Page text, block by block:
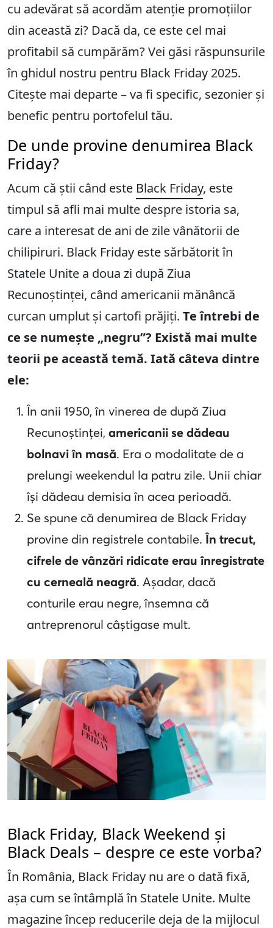
cu adevărat să acordăm atenție promoțiilor
din această zi? Dacă da, ce este cel mai
profitabil să cumpărăm? Vei găsi răspunsurile
în ghidul nostru pentru Black Friday 2025.
Citește mai departe – va fi specific, sezonier și
benefic pentru portofelul tău.
De unde provine denumirea Black
Friday?
Acum că știi când este Black Friday, este
timpul să afli mai multe despre istoria sa,
care a interesat de ani de zile vânătorii de
chilipiruri. Black Friday este sărbătorit în
Statele Unite a doua zi după Ziua
Recunoștinței, când americanii mănâncă
curcan umplut și cartofi prăjiți. Te întrebi de
ce se numește „negru”? Există mai multe
teorii pe această temă. Iată câteva dintre
ele:
În anii 1950, în vinerea de după Ziua
Recunoștinței, americanii se dădeau
bolnavi în masă. Era o modalitate de a
prelungi weekendul la patru zile. Unii chiar
își dădeau demisia în acea perioadă.
Se spune că denumirea de Black Friday
provine din registrele contabile.În trecut,
cifrele de vânzări ridicate erau înregistrate
cu cerneală neagră. Așadar, dacă
conturile erau negre, însemna că
antreprenorul câștigase mult.
Black Friday, Black Weekend și
Black Deals – despre ce este vorba?
În România, Black Friday nu are o dată fixă,
așa cum se întâmplă în Statele Unite. Multe
magazine încep reducerile deja de la mijlocul